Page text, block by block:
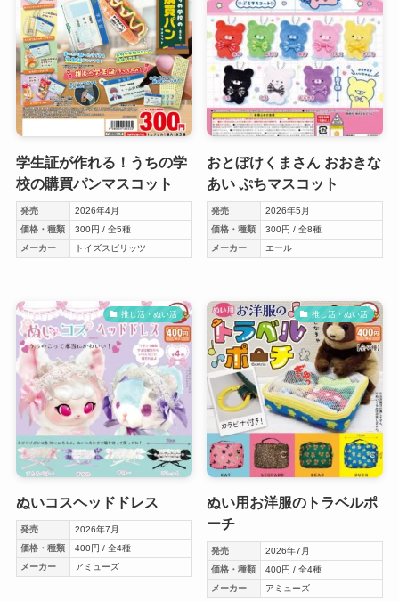
学生証が作れる！うちの学
校の購買パンマスコット
発売
2026年4月
価格・種類
300円 / 全5種
メーカー
トイズスピリッツ
おとぼけくまさん おおきな
あい ぷちマスコット
発売
2026年5月
価格・種類
300円 / 全8種
メーカー
エール
推し活・ぬい活
ぬいコスヘッドドレス
発売
2026年7月
価格・種類
400円 / 全4種
メーカー
アミューズ
推し活・ぬい活
ぬい用お洋服のトラベルポ
ーチ
発売
2026年7月
価格・種類
400円 / 全4種
メーカー
アミューズ